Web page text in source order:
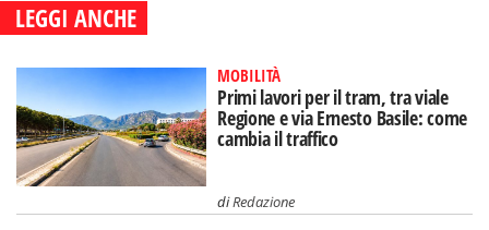
LEGGI ANCHE
MOBILITÀ
Primi lavori per il tram, tra viale
Regione e via Ernesto Basile: come
cambia il traffico
diRedazione